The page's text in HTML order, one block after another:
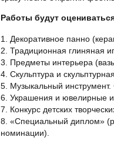
Работы будут
1. Декоративное панно
2. Традиционная глиняная
3. Предметы интерьера
4. Скульптура и
5. Музыкальный инструмент.
6. Украшения и ювелирные
7. Конкурс детских
8. «Специальный диплом»
номинации).